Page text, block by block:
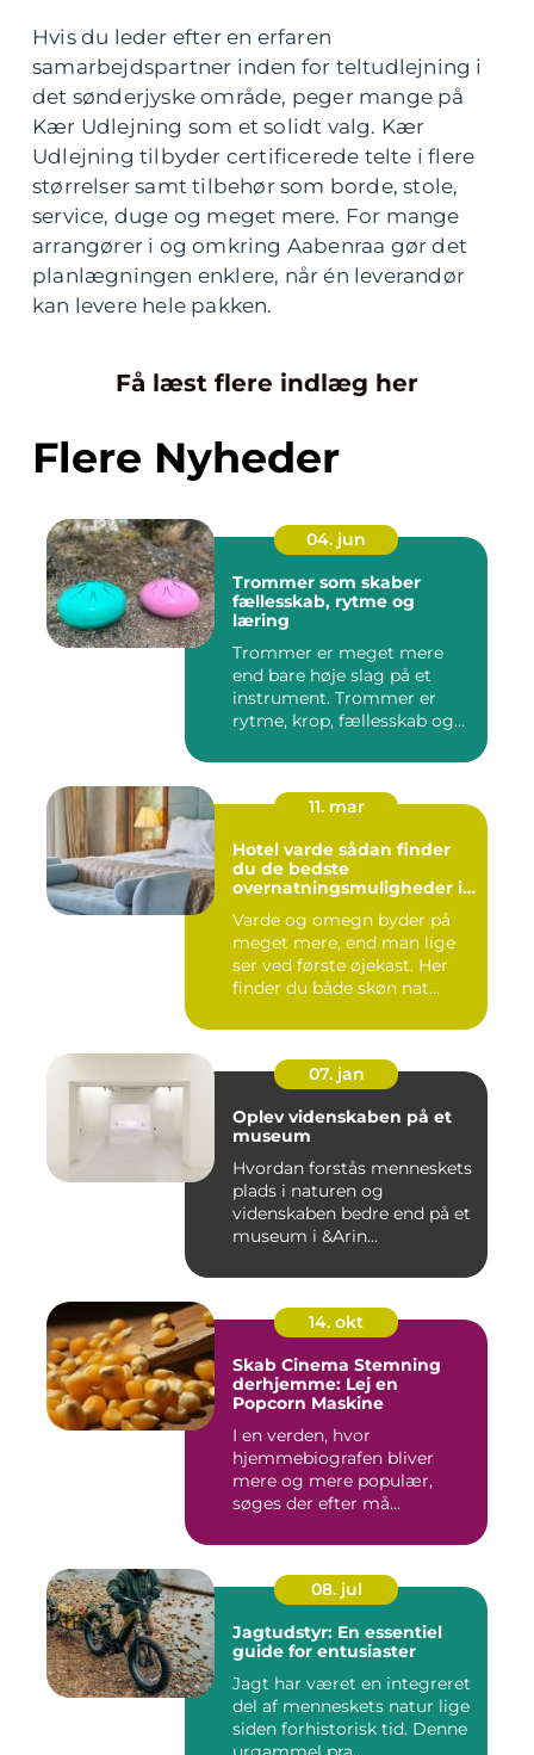
Hvis du leder efter en erfaren
samarbejdspartner inden for teltudlejning i
det sønderjyske område, peger mange på
Kær Udlejning som et solidt valg. Kær
Udlejning tilbyder certificerede telte i flere
størrelser samt tilbehør som borde, stole,
service, duge og meget mere. For mange
arrangører i og omkring Aabenraa gør det
planlægningen enklere, når én leverandør
kan levere hele pakken.
Få læst flere indlæg her
Flere Nyheder
04. jun
Trommer som skaber
fællesskab, rytme og
læring
Trommer er meget mere
end bare høje slag på et
instrument. Trommer er
rytme, krop, fællesskab og
11. mar
Hotel varde sådan finder
du de bedste
overnatningsmuligheder i
Varde og omegn byder på
meget mere, end man lige
ser ved første øjekast. Her
finder du både skøn nat...
07. jan
Oplev videnskaben på et
museum
Hvordan forstås menneskets
plads i naturen og
videnskaben bedre end på et
museum i &Arin...
14. okt
Skab Cinema Stemning
derhjemme: Lej en
Popcorn Maskine
I en verden, hvor
hjemmebiografen bliver
mere og mere populær,
søges der efter må...
08. jul
Jagtudstyr: En essentiel
guide for entusiaster
Jagt har været en integreret
del af menneskets natur lige
siden forhistorisk tid. Denne